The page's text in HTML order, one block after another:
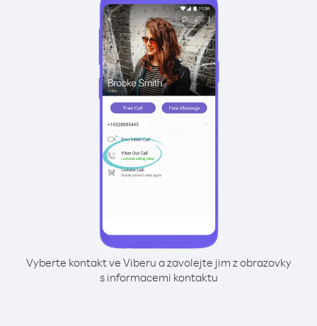
Vyberte kontakt ve Viberu a zavolejte jim z obrazovky
s informacemi kontaktu